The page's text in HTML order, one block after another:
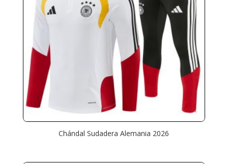
Chándal Sudadera Alemania 2026